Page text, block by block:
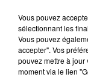
Vous pouvez
sélectionnant les
Vous pouvez
accepter". Vos
pouvez mettre à jour
moment via le lien